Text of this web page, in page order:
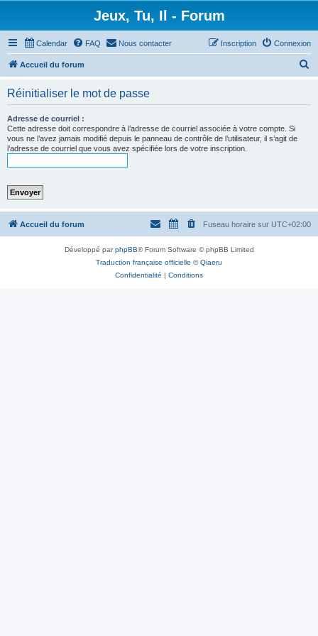
Jeux, Tu, Il - Forum
Calendar FAQ Nous contacter Connexion
Inscription
Accueil du forum
Réinitialiser le mot de passe
Adresse de courriel :
Cette adresse doit correspondre à l’adresse de courriel associée à votre compte. Si
vous ne l’avez jamais modifié depuis le panneau de contrôle de l’utilisateur, il s’agit de
l’adresse de courriel que vous avez spécifiée lors de votre inscription.
Accueil du forum Fuseau horaire sur UTC+02:00
Développé parphpBB® Forum Software © phpBB Limited
Traduction française officielle ©Qiaeru
Confidentialité | Conditions